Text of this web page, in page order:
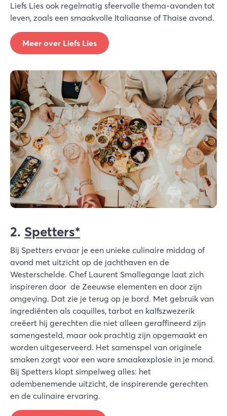
Liefs Lies ook regelmatig sfeervolle thema-avonden tot
leven, zoals een smaakvolle Italiaanse of Thaise avond.
Meer over Liefs Lies
2. Spetters*
Bij Spetters ervaar je een unieke culinaire middag of
avond met uitzicht op de jachthaven en de
Westerschelde. Chef Laurent Smallegange laat zich
inspireren door de Zeeuwse elementen en door zijn
omgeving. Dat zie je terug op je bord. Met gebruik van
ingrediënten als coquilles, tarbot en kalfszwezerik
creëert hij gerechten die niet alleen geraffineerd zijn
samengesteld, maar ook prachtig zijn opgemaakt en
worden uitgeserveerd. Het samenspel van originele
smaken zorgt voor een ware smaakexplosie in je mond.
Bij Spetters klopt simpelweg alles: het
adembenemende uitzicht, de inspirerende gerechten
en de culinaire ervaring.